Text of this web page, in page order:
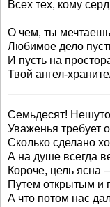
Всех тех, кому
О чем, ты
Любимое дело
И пусть на
Твой ангел-
Семьдесят!
Уваженья требует
Сколько сделано
А на душе всегда
Короче, цель ясна
Путем открытым и
А что потом нас